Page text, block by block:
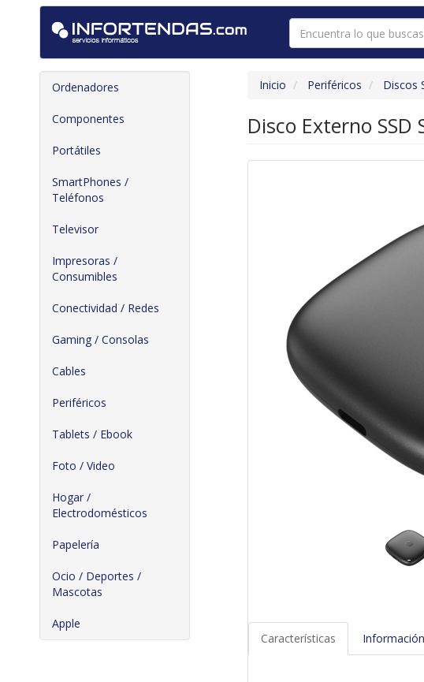
Ordenadores
Componentes
Portátiles
SmartPhones /
Teléfonos
Televisor
Impresoras /
Consumibles
Conectividad / Redes
Gaming / Consolas
Cables
Periféricos
Tablets / Ebook
Foto / Video
Hogar /
Electrodomésticos
Papelería
Ocio / Deportes /
Mascotas
Apple
Inicio Periféricos Discos
Disco Externo SSD
Características Información